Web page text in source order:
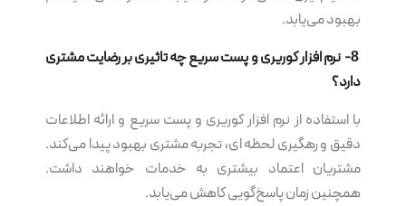
بهبود می‌یابد.
8- نرم‌ افزار کوریری و پست سریع چه تاثیری بر رضایت مشتری
دارد؟
با استفاده از نرم‌ افزار کوریری و پست سریع و ارائه اطلاعات
دقیق و رهگیری لحظه ای، تجربه مشتری بهبود پیدا می‌کند.
مشتریان اعتماد بیشتری به خدمات خواهند داشت.
همچنین زمان پاسخ‌گویی کاهش می‌یابد.